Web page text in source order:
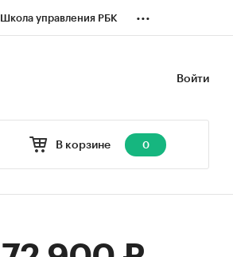
Школа управления РБК ...
Войти
В корзине 0